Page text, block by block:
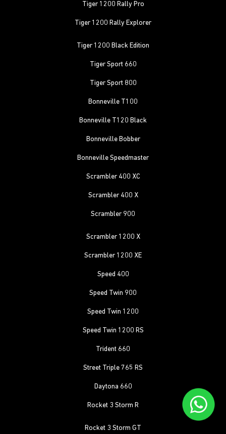
Tiger 1200 Rally Pro
Tiger 1200 Rally Explorer
Tiger 1200 Black Edition
Tiger Sport 660
Tiger Sport 800
Bonneville T100
Bonneville T120 Black
Bonneville Bobber
Bonneville Speedmaster
Scrambler 400 XC
Scrambler 400 X
Scrambler 900
Scrambler 1200 X
Scrambler 1200 XE
Speed 400
Speed Twin 900
Speed Twin 1200
Speed Twin 1200 RS
Trident 660
Street Triple 765 RS
Daytona 660
Rocket 3 Storm R
Rocket 3 Storm GT